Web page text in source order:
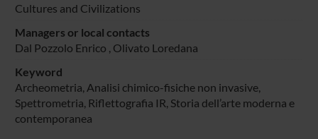
Cultures and Civilizations
Managers or local contacts
Dal Pozzolo Enrico , Olivato Loredana
Keyword
Archeometria, Analisi chimico-fisiche non invasive,
Spettrometria, Riflettografia IR, Storia dell’arte moderna e
contemporanea